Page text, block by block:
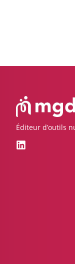
Éditeur d’outils